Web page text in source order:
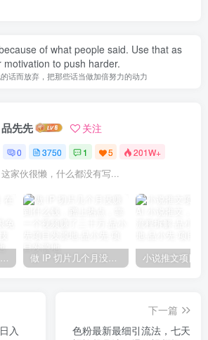
of what people said. Use that as
motivation to push harder.
话而放弃，把那些话当做加倍努力的动力
品先先 关注
0 3750 1 5 201W+
这家伙很懒，什么都没有写...
VP-n【白鲸加速器】在国内也能刷油管、Instagram，我送你无限免费流量 永久免费-知名技术官-品小先项目发源地 做 IP 切片几个月没赚到什么钱，蹭上热点，靠一个视频赚了二十万-品小先项目发源地
入
下一篇
色粉最新最细引流法，七天